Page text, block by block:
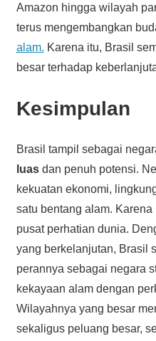
Amazon hingga wilayah
terus mengembangkan
alam. Karena itu, Brasil
besar terhadap
Kesimpulan
Brasil tampil sebagai
luasdan penuh potensi.
kekuatan ekonomi,
satu bentang alam.
pusat perhatian dunia.
yang berkelanjutan, Brasil
perannya sebagai negara
kekayaan alam dengan
Wilayahnya yang besar
sekaligus peluang besar,